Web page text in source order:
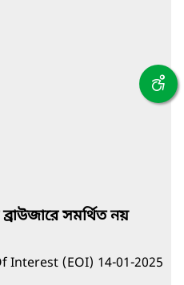
সমর্থিত নয়
Interest (EOI) 14-01-2025